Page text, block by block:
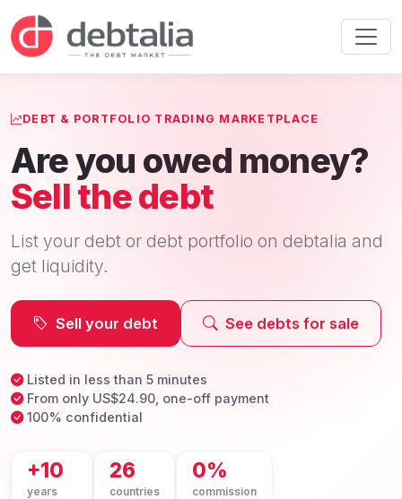
DEBT & PORTFOLIO TRADING MARKETPLACE
Are you owed money?
Sell the debt
List your debt or debt portfolio on debtalia and
get liquidity.
Sell your debt See debts for sale
Listed in less than 5 minutes
From only US$24.90, one-off payment
100% confidential
+10
years
26
countries
0%
commission